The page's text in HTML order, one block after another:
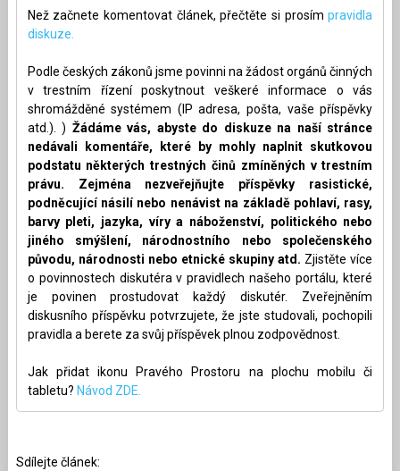
Než začnete komentovat článek, přečtěte si prosímpravidla
diskuze.
Podle českých zákonů jsme povinni na žádost orgánů činných
v trestním řízení poskytnout veškeré informace o vás
shromážděné systémem (IP adresa, pošta, vaše příspěvky
atd.). ) Žádáme vás, abyste do diskuze na naší stránce
nedávali komentáře, které by mohly naplnit skutkovou
podstatu některých trestných činů zmíněných v trestním
právu. Zejména nezveřejňujte příspěvky rasistické,
podněcující násilí nebo nenávist na základě pohlaví, rasy,
barvy pleti, jazyka, víry a náboženství, politického nebo
jiného smýšlení, národnostního nebo společenského
původu, národnosti nebo etnické skupiny atd. Zjistěte více
o povinnostech diskutéra v pravidlech našeho portálu, které
je povinen prostudovat každý diskutér. Zveřejněním
diskusního příspěvku potvrzujete, že jste studovali, pochopili
pravidla a berete za svůj příspěvek plnou zodpovědnost.
Jak přidat ikonu Pravého Prostoru na plochu mobilu či
tabletu? Návod ZDE.
Sdílejte článek: